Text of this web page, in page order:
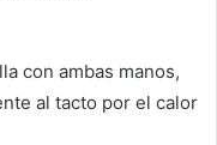
con ambas manos,
al tacto por el calor